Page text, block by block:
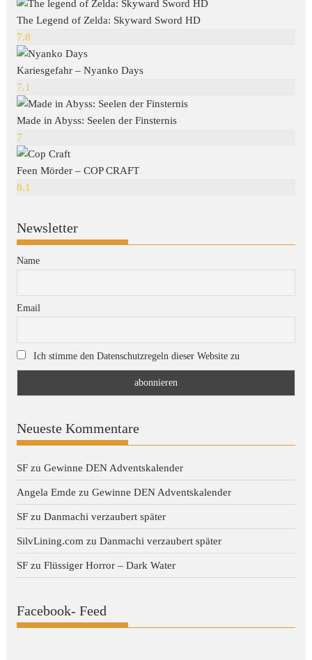
The Legend of Zelda: Skyward Sword HD
7.8
Kariesgefahr – Nyanko Days
7.1
Made in Abyss: Seelen der Finsternis
7
Feen Mörder – COP CRAFT
8.1
Newsletter
Name
Email
Ich stimme den Datenschutzregeln dieser Website zu
Neueste Kommentare
SF zuGewinne DEN Adventskalender
Angela Emde zuGewinne DEN Adventskalender
SF zuDanmachi verzaubert später
SilvLining.com zuDanmachi verzaubert später
SF zuFlüssiger Horror – Dark Water
Facebook- Feed